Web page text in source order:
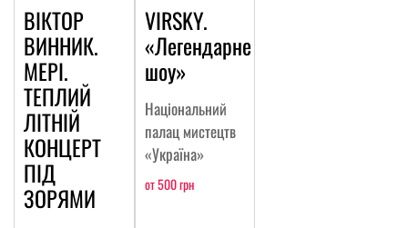
ВІКТОР
ВИННИК.
МЕРІ.
ТЕПЛИЙ
ЛІТНІЙ
КОНЦЕРТ
ПІД
ЗОРЯМИ
VIRSKY.
«Легендарне
шоу»
Національний
палац мистецтв
«Україна»
от 500 грн